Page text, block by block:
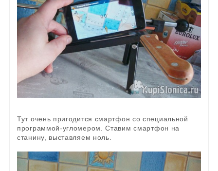
Тут очень пригодится смартфон со специальной
программой-угломером. Ставим смартфон на
станину, выставляем ноль.